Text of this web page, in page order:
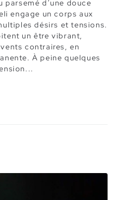
parsemé d’une douce
engage un corps aux
désirs et tensions.
un être vibrant,
contraires, en
À peine quelques